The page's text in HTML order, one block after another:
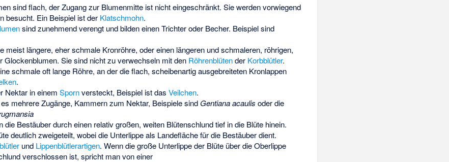
sind flach, der Zugang zur Blumenmitte ist nicht eingeschränkt. Sie werden vorwiegend
besucht. Ein Beispiel ist der Klatschmohn.
sind zunehmend verengt und bilden einen Trichter oder Becher. Beispiel sind
meist längere, eher schmale Kronröhre, oder einen längeren und schmaleren, röhrigen,
Glockenblumen. Sie sind nicht zu verwechseln mit den Röhrenblütender Korbblütler.
schmale oft lange Röhre, an der die flach, scheibenartig ausgebreiteten Kronlappen
.
Nektar in einem Spornversteckt, Beispiel ist das Veilchen.
mehrere Zugänge, Kammern zum Nektar, Beispiele sind Gentiana acaulis oder die
die Bestäuber durch einen relativ großen, weiten Blütenschlund tief in die Blüte hinein.
deutlich zweigeteilt, wobei die Unterlippe als Landefläche für die Bestäuber dient.
und Lippenblütlerartigen. Wenn die große Unterlippe der Blüte über die Oberlippe
verschlossen ist, spricht man von einer